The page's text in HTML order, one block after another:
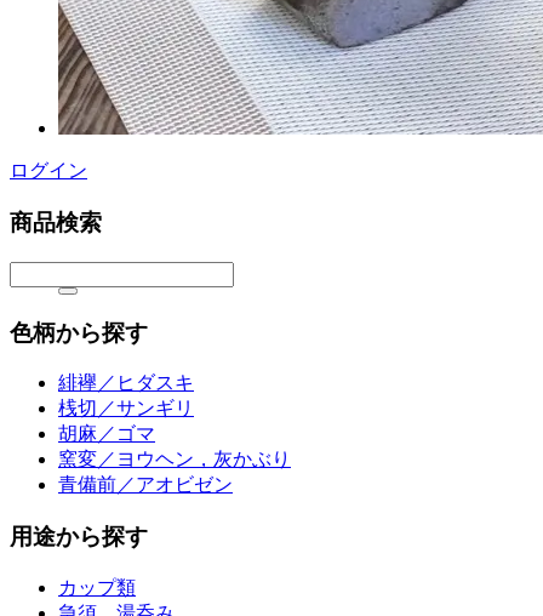
ログイン
商品検索
色柄から探す
緋襷／ヒダスキ
桟切／サンギリ
胡麻／ゴマ
窯変／ヨウヘン，灰かぶり
青備前／アオビゼン
用途から探す
カップ類